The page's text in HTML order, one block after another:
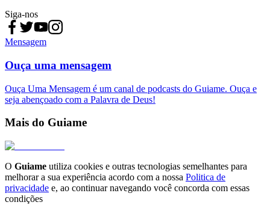
Siga-nos
Mensagem
Ouça uma mensagem
Ouça Uma Mensagem é um canal de podcasts do Guiame. Ouça e
seja abençoado com a Palavra de Deus!
Mais do Guiame
O Guiame utiliza cookies e outras tecnologias semelhantes para
melhorar a sua experiência acordo com a nossa Politica de
privacidade e, ao continuar navegando você concorda com essas
condições